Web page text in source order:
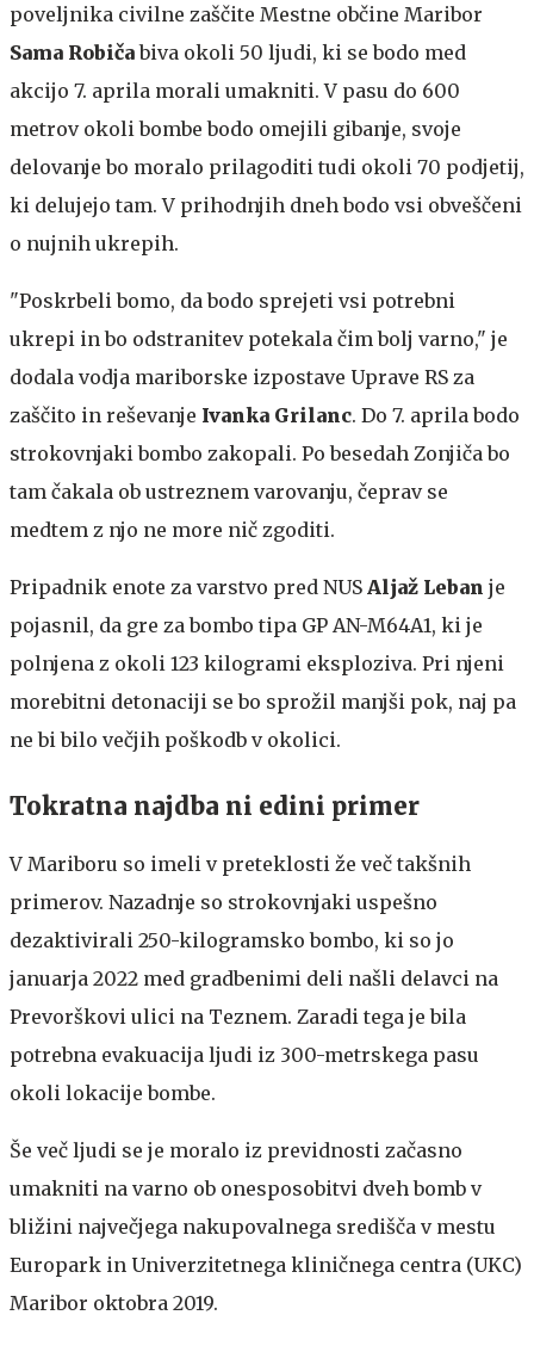
poveljnika civilne zaščite Mestne občine Maribor
Sama Robičabiva okoli 50 ljudi, ki se bodo med
akcijo 7. aprila morali umakniti. V pasu do 600
metrov okoli bombe bodo omejili gibanje, svoje
delovanje bo moralo prilagoditi tudi okoli 70 podjetij,
ki delujejo tam. V prihodnjih dneh bodo vsi obveščeni
o nujnih ukrepih.
"Poskrbeli bomo, da bodo sprejeti vsi potrebni
ukrepi in bo odstranitev potekala čim bolj varno," je
dodala vodja mariborske izpostave Uprave RS za
zaščito in reševanje Ivanka Grilanc. Do 7. aprila bodo
strokovnjaki bombo zakopali. Po besedah Zonjiča bo
tam čakala ob ustreznem varovanju, čeprav se
medtem z njo ne more nič zgoditi.
Pripadnik enote za varstvo pred NUS Aljaž Leban je
pojasnil, da gre za bombo tipa GP AN-M64A1, ki je
polnjena z okoli 123 kilogrami eksploziva. Pri njeni
morebitni detonaciji se bo sprožil manjši pok, naj pa
ne bi bilo večjih poškodb v okolici.
Tokratna najdba ni edini primer
V Mariboru so imeli v preteklosti že več takšnih
primerov. Nazadnje so strokovnjaki uspešno
dezaktivirali 250-kilogramsko bombo, ki so jo
januarja 2022 med gradbenimi deli našli delavci na
Prevorškovi ulici na Teznem. Zaradi tega je bila
potrebna evakuacija ljudi iz 300-metrskega pasu
okoli lokacije bombe.
Še več ljudi se je moralo iz previdnosti začasno
umakniti na varno ob onesposobitvi dveh bomb v
bližini največjega nakupovalnega središča v mestu
Europark in Univerzitetnega kliničnega centra (UKC)
Maribor oktobra 2019.